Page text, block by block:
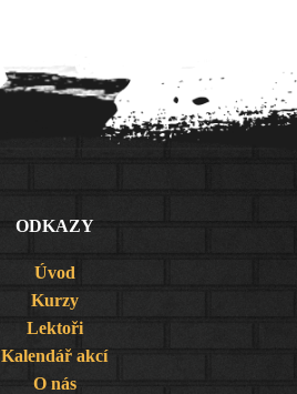
ODKAZY
Úvod
Kurzy
Lektoři
Kalendář akcí
O nás